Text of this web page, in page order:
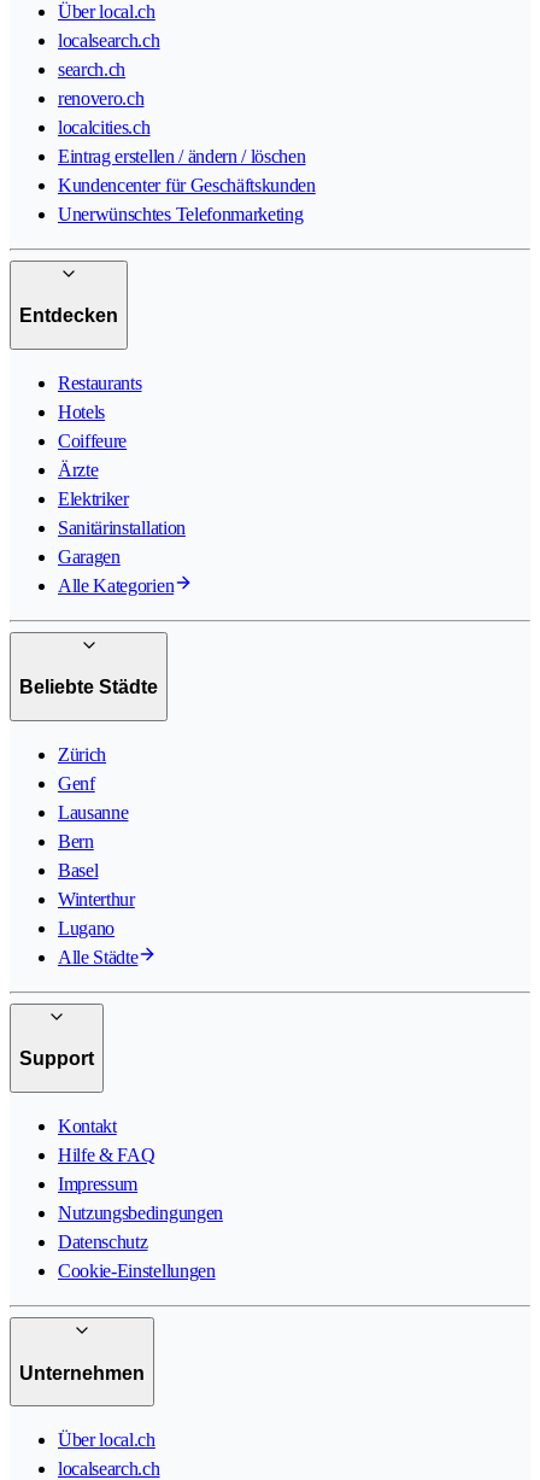
Über local.ch
localsearch.ch
search.ch
renovero.ch
localcities.ch
Eintrag erstellen / ändern / löschen
Kundencenter für Geschäftskunden
Unerwünschtes Telefonmarketing
Entdecken
Restaurants
Hotels
Coiffeure
Ärzte
Elektriker
Sanitärinstallation
Garagen
Alle Kategorien
Beliebte Städte
Zürich
Genf
Lausanne
Bern
Basel
Winterthur
Lugano
Alle Städte
Support
Kontakt
Hilfe & FAQ
Impressum
Nutzungsbedingungen
Datenschutz
Cookie-Einstellungen
Unternehmen
Über local.ch
localsearch.ch